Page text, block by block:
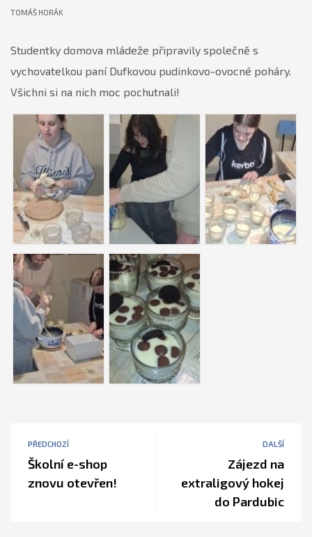
TOMÁŠ HORÁK
Studentky domova mládeže připravily společně s
vychovatelkou paní Dufkovou pudinkovo-ovocné poháry.
Všichni si na nich moc pochutnali!
PŘEDCHOZÍ
Školní e-shop
znovu otevřen!
DALŠÍ
Zájezd na
extraligový hokej
do Pardubic